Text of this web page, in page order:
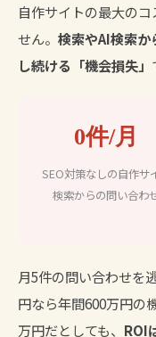
自作サイトの最大の
せん。 検索やAI検索
し続ける「機会損失」
0件/月
SEO対策なしの自作サ
検索からの問い合わ
月5件の問い合わせを
円なら年間600万円の
万円だとしても、 ROI